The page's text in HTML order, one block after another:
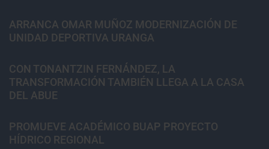
ARRANCA OMAR MUÑOZ MODERNIZACIÓN DE
UNIDAD DEPORTIVA URANGA
CON TONANTZIN FERNÁNDEZ, LA
TRANSFORMACIÓN TAMBIÉN LLEGA A LA CASA
DEL ABUE
PROMUEVE ACADÉMICO BUAP PROYECTO
HÍDRICO REGIONAL